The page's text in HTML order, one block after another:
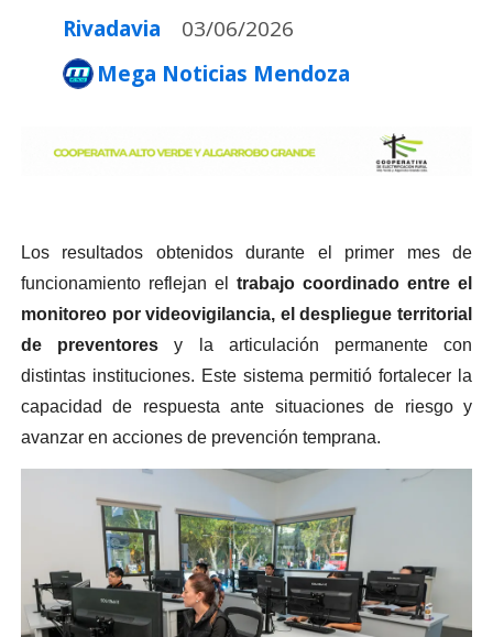
Rivadavia
03/06/2026
Mega Noticias Mendoza
Los resultados obtenidos durante el primer mes de
funcionamiento reflejan el trabajo coordinado entre el
monitoreo por videovigilancia, el despliegue territorial
de preventores y la articulación permanente con
distintas instituciones. Este sistema permitió fortalecer la
capacidad de respuesta ante situaciones de riesgo y
avanzar en acciones de prevención temprana.